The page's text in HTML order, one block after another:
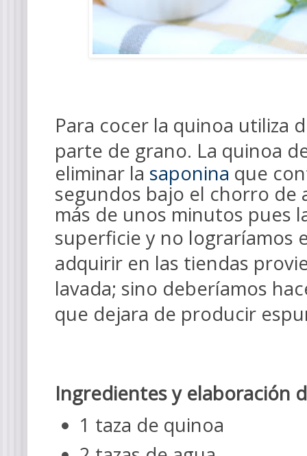
Para cocer la quinoa utiliza
parte de grano. La quinoa
eliminar la saponina que
segundos bajo el chorro de
más de unos minutos pues
superficie y no lograríamos
adquirir en las tiendas
lavada; sino deberíamos
que dejara de producir
Ingredientes y elaboración
1 taza de quinoa